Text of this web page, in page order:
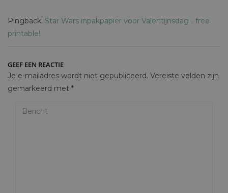
Pingback: Star Wars inpakpapier voor Valentijnsdag - free
printable!
GEEF EEN REACTIE
Je e-mailadres wordt niet gepubliceerd. Vereiste velden zijn
gemarkeerd met *
Bericht